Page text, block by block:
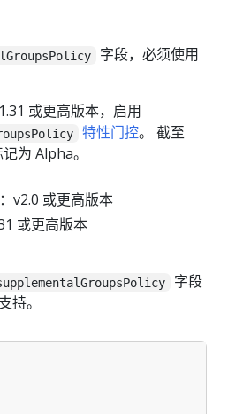
字段，必须使用
或更高版本，启用
特性门控。 截至
为 Alpha。
v2.0 或更高版本
或更高版本
字段
持。